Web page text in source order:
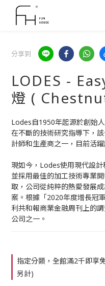
分享到
LODES -
燈 (
Lodes自1950年起源於創始
在不斷的技術研究指導下，
計師和生產商之一，目前活
現如今，Lodes使用現代設
並採用最佳的加工技術專業
取，公司從純粹的熱愛發展
案。根據「2020年度增長冠
利共和報商業金融周刊上的
公司之一。
指定分類，全館滿2千即享
另計)